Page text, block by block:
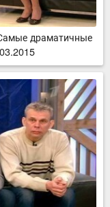
драматичные